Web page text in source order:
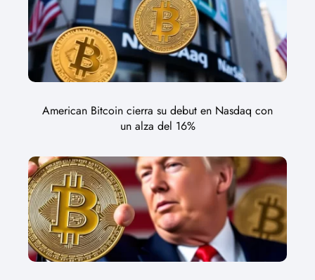
American Bitcoin cierra su debut en Nasdaq con
un alza del 16%